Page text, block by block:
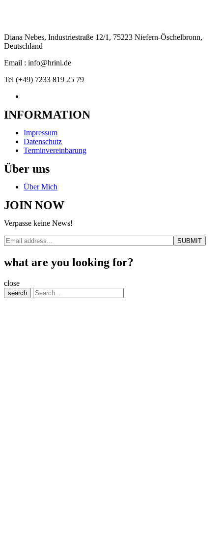
Diana Nebes, Industriestraße 12/1, 75223 Niefern-Öschelbronn,
Deutschland
Email : info@hrini.de
Tel (+49) 7233 819 25 79
INFORMATION
Impressum
Datenschutz
Terminvereinbarung
Über uns
Über Mich
JOIN NOW
Verpasse keine News!
what are you looking for?
close
search